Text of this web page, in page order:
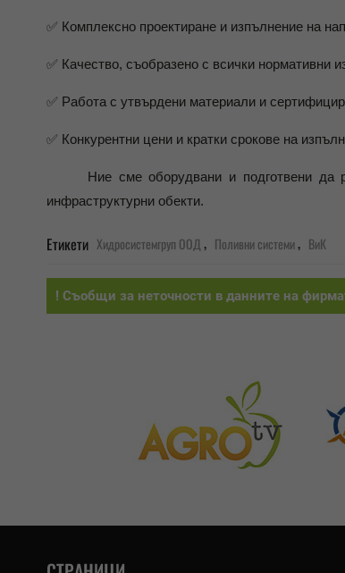
✅ Комплексно проектиране и изпълнение на
✅ Качество, съобразено с всички нормативни
✅ Работа с утвърдени материали и
✅ Конкурентни цени и кратки срокове на
Ние сме оборудвани и подготвени да
инфраструктурни обекти.
Етикети Хидросистемгруп ООД , Поливни системи, ВиК
! Съобщи за неточности в данните на